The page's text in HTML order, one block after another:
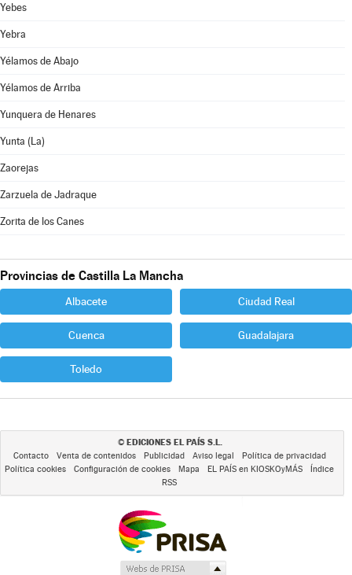
Yebes
Yebra
Yélamos de Abajo
Yélamos de Arriba
Yunquera de Henares
Yunta (La)
Zaorejas
Zarzuela de Jadraque
Zorita de los Canes
Provincias de Castilla La Mancha
Albacete Ciudad Real
Cuenca Guadalajara
Toledo
© EDICIONES EL PAÍS S.L.
Contacto Venta de contenidos Publicidad Aviso legal
Política de privacidad
Política cookies
Configuración de cookies Mapa EL PAÍS en KIOSKOyMÁS
Índice
RSS